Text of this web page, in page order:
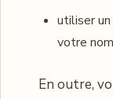
utiliser
votre
En outre,